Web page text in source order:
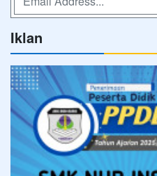
Iklan